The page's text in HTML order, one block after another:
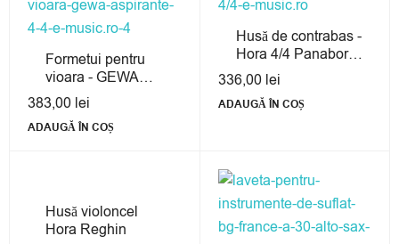
Formetui pentru
vioara - GEWA
Aspirante 4/4
383,00 lei
ADAUGĂ ÎN COȘ
Husă de contrabas -
Hora 4/4 Panabor
Standard
336,00 lei
ADAUGĂ ÎN COȘ
Husă violoncel
Hora Reghin